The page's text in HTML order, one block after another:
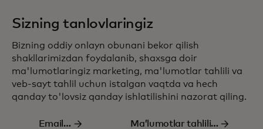
Sizning tanlovlaringiz
Bizning oddiy onlayn obunani bekor qilish
shakllarimizdan foydalanib, shaxsga doir
ma'lumotlaringiz marketing, ma'lumotlar tahlili va
veb-sayt tahlil uchun istalgan vaqtda va hech
qanday to'lovsiz qanday ishlatilishini nazorat qiling.
Email
Maʼlumotlar tahlili